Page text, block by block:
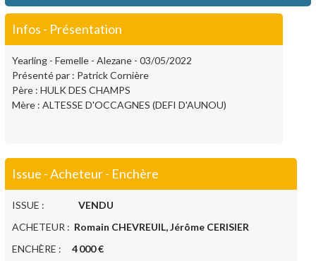
Infos - Présentation
Yearling - Femelle - Alezane - 03/05/2022
Présenté par : Patrick Cornière
Père : HULK DES CHAMPS
Mère : ALTESSE D'OCCAGNES (DEFI D'AUNOU)
Issue - Acheteur - Enchère
ISSUE : VENDU
ACHETEUR : Romain CHEVREUIL, Jérôme CERISIER
ENCHÈRE : 4 000 €